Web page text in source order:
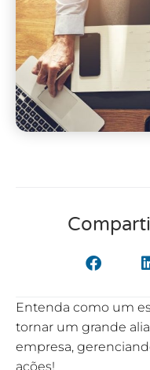
Entenda como um
tornar um grande
empresa,
ações!